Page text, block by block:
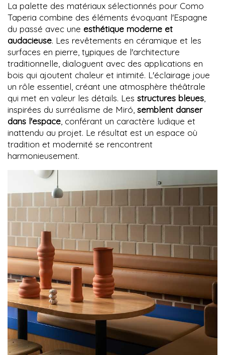
La palette des matériaux sélectionnés pour Como
Taperia combine des éléments évoquant l'Espagne
du passé avec une esthétique moderne et
audacieuse. Les revêtements en céramique et les
surfaces en pierre, typiques de l'architecture
traditionnelle, dialoguent avec des applications en
bois qui ajoutent chaleur et intimité. L'éclairage joue
un rôle essentiel, créant une atmosphère théâtrale
qui met en valeur les détails. Les structures bleues
inspirées du surréalisme de Miró, semblent danser
dans l'espace , conférant un caractère ludique et
inattendu au projet. Le résultat est un espace où
tradition et modernité se rencontrent
harmonieusement.